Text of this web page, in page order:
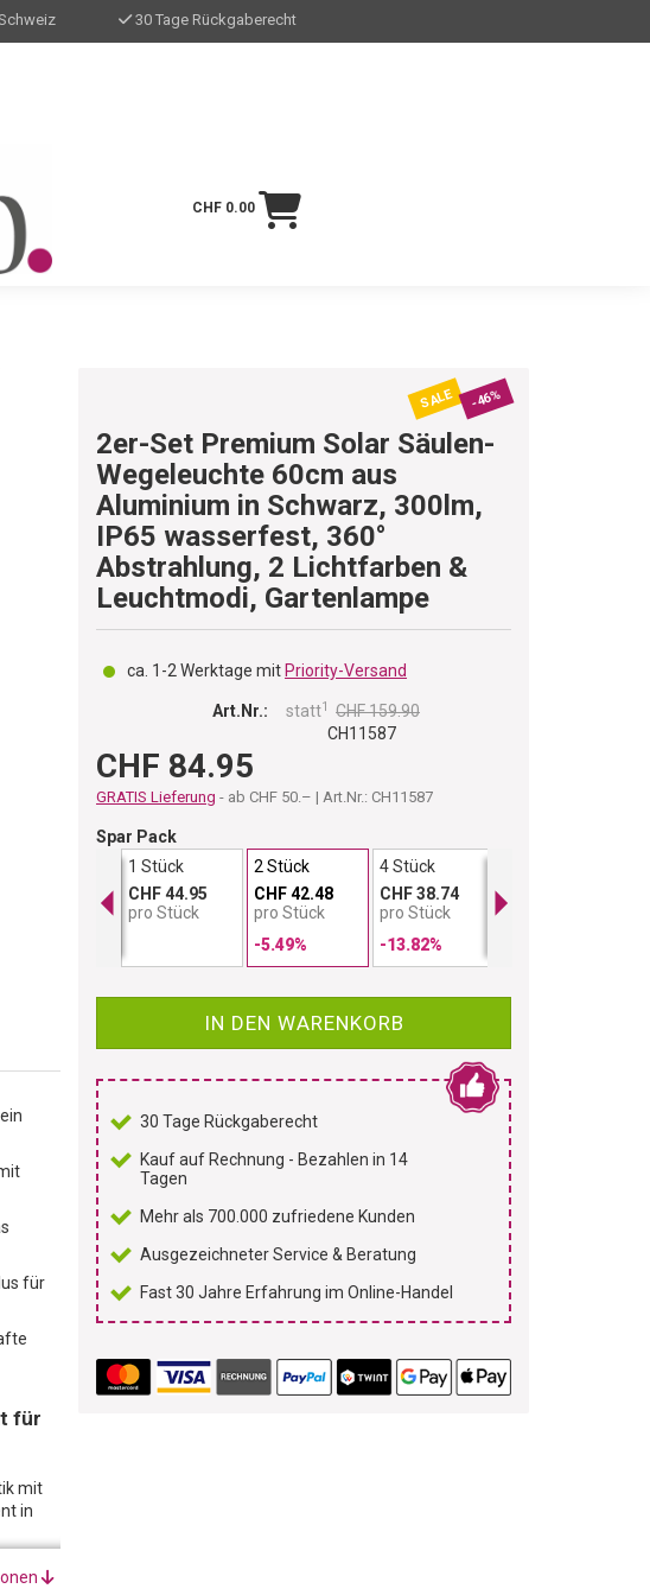
30 Tage Rückgaberecht
CHF 0.00
SALE -46%
2er-Set Premium Solar Säulen-
Wegeleuchte 60cm aus
Aluminium in Schwarz, 300lm,
IP65 wasserfest, 360°
Abstrahlung, 2 Lichtfarben &
Leuchtmodi, Gartenlampe
ca. 1-2 Werktage mit Priority-Versand
Art.Nr.:
CH11587
statt1 CHF 159.90
CHF 84.95
GRATIS Lieferung - ab CHF 50.– | Art.Nr.: CH11587
Spar Pack
1 Stück
CHF 44.95
pro Stück
2 Stück
CHF 42.48
pro Stück
-5.49%
4 Stück
CHF 38.74
pro Stück
-13.82%
IN DEN WARENKORB
30 Tage Rückgaberecht
Kauf auf Rechnung - Bezahlen in 14
Tagen
Mehr als 700.000 zufriedene Kunden
Ausgezeichneter Service & Beratung
Fast 30 Jahre Erfahrung im Online-Handel
für
für
mit
in